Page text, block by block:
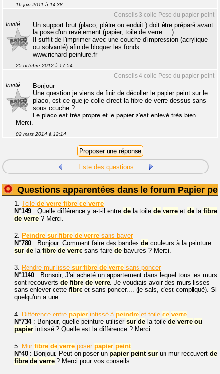
16 juin 2011 à 14:38
Conseils 3 colle Pose du papier-peint
Invité
Un support brut (placo, plâtre ou enduit ) doit être préparé avant
la pose d'un revêtement (papier, toile de verre ... )
Il suffit de l'imprimer avec une couche d'impression (acrylique
ou solvanté) afin de bloquer les fonds.
www.richard-peinture.fr
25 octobre 2012 à 17:54
Conseils 4 colle Pose du papier-peint
Invité
Bonjour,
Une question je viens de finir de décoller le papier peint sur le
placo, est-ce que je colle direct la fibre de verre dessus sans
sous couche ?
Le placo est très propre et le papier s'est enlevé très bien.
Merci.
02 mars 2014 à 12:14
Liste des questions
Questions apparentées dans le forum Papier
1. Toile de verre fibre de verre
N°149 : Quelle différence y a-t-il entre de la toile de verre et de la fibre
de verre ? Merci.
2. Peindre sur fibre de verre sans baver
N°780 : Bonjour. Comment faire des bandes de couleurs à la peinture
sur de la fibre de verre sans faire de bavures ? Merci.
3. Rendre mur lisse sur fibre de verre sans poncer
N°1140 : Bonsoir, J'ai acheté un appartement dans lequel tous les murs
sont recouverts de fibre de verre. Je voudrais avoir des murs lisses
sans enlever cette fibre et sans poncer.... (je sais, c'est compliqué). Si
quelqu'un a une...
4. Différence entre papier intissé à peindre et toile de verre
N°734: Bonjour, quelle peinture utiliser sur de la toile de verre ou
papier intissé ? Quelle est la différence ? Merci.
5. Mur fibre de verre poser papier peint
N°40 : Bonjour. Peut-on poser un papier peint sur un mur recouvert de
fibre de verre ? Merci pour vos conseils.